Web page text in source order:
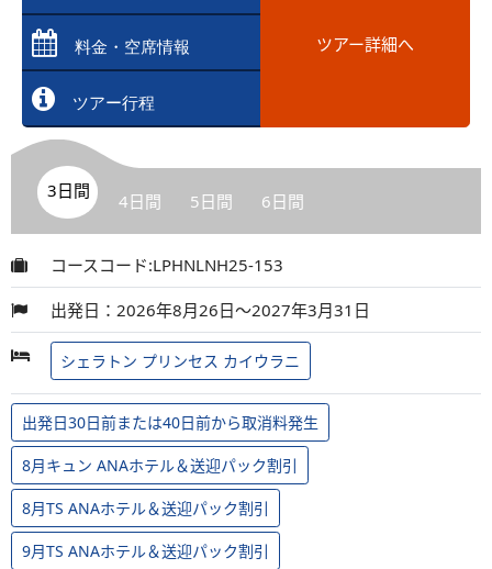
料金・空席情報
ツアー行程
ツアー詳細へ
3日間 4日間 5日間 6日間
コースコード:LPHNLNH25-153
出発日：2026年8月26日～2027年3月31日
シェラトン プリンセス カイウラニ
出発日30日前または40日前から取消料発生
8月キュン ANAホテル＆送迎パック割引
8月TS ANAホテル＆送迎パック割引
9月TS ANAホテル＆送迎パック割引